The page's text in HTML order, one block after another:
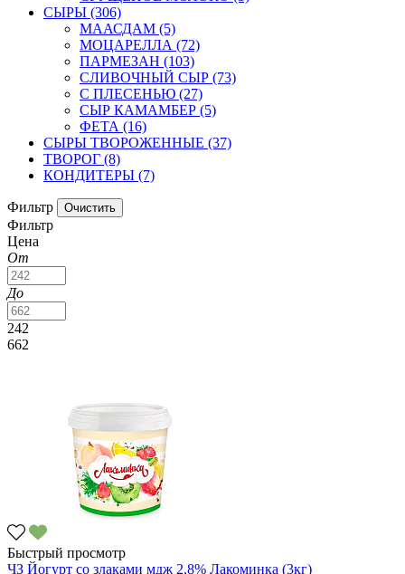
СЫРЫ (306)
МААСДАМ (5)
МОЦАРЕЛЛА (72)
ПАРМЕЗАН (103)
СЛИВОЧНЫЙ СЫР (73)
С ПЛЕСЕНЬЮ (27)
СЫР КАМАМБЕР (5)
ФЕТА (16)
СЫРЫ ТВОРОЖЕННЫЕ (37)
ТВОРОГ (8)
КОНДИТЕРЫ (7)
Фильтр
Фильтр
Цена
От
До
242
662
Быстрый просмотр
ЧЗ Йогурт со злаками мдж 2,8% Лакоминка (3кг)